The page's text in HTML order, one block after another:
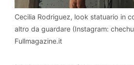
Cecilia Rodriguez, look statuario in
altro da guardare (Instagram:
Fullmagazine.it